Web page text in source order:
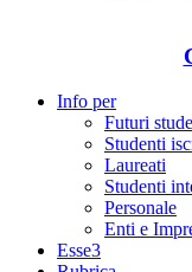
Info per
Futuri
Studenti
Laureati
Studenti
Personale
Enti e
Esse3